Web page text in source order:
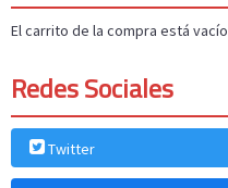
El carrito de la compra está vacío
Redes Sociales
Twitter